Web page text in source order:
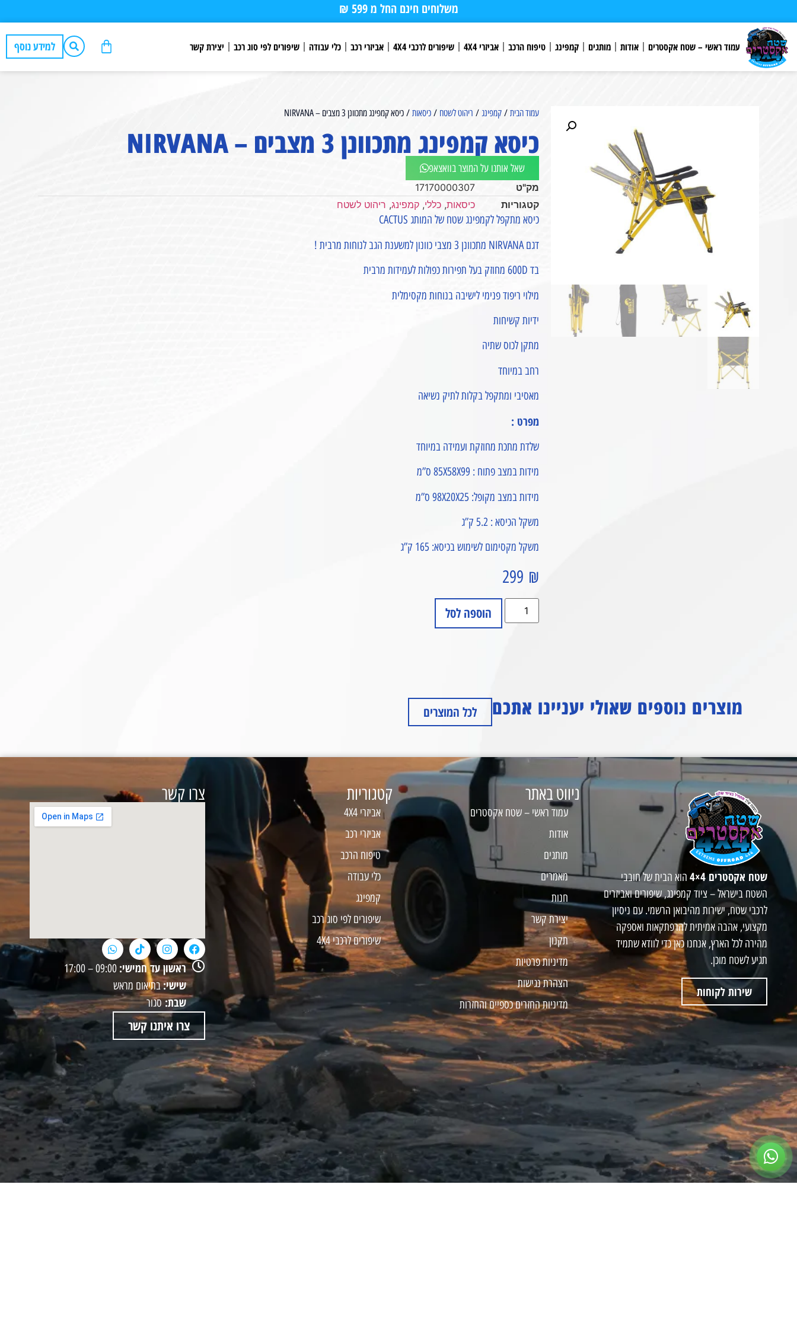
משלוחים חינם החל מ 599 ₪
עמוד ראשי – שטח אקסטרים אודות מותגים קמפינג טיפוח הרכב אביזרי 4X4 שיפורים לרכבי 4X4 אביזרי רכב כלי עבודה שיפורים לפי סוג רכב יצירת קשר למידע נוסף
עמוד הבית/ קמפינג/ ריהוט לשטח / כיסאות/ כיסא קמפינג מתכוונן 3 מצבים – NIRVANA
כיסא קמפינג מתכוונן 3 מצבים – NIRVANA
שאל אותנו על המוצר בוואצאפ
מק"ט
17170000307
קטגוריות
כיסאות, כללי, קמפינג, ריהוט לשטח
כיסא מתקפל לקמפינג שטח של המותג CACTUS
דגם NIRVANA מתכוונן 3 מצבי כוונון למשענת הגב לנוחות מרבית !
בד 600D מחוזק בעל תפירות כפולות לעמידות מרבית
מילוי ריפוד פנימי לישיבה בנוחות מקסימלית
ידיות קשיחות
מתקן לכוס שתיה
רחב במיוחד
מאסיבי ומתקפל בקלות לתיק נשיאה
מפרט :
שלדת מתכת מחוזקת ועמידה במיוחד
מידות במצב פתוח : 85X58X99 ס”מ
מידות במצב מקופל: 98X20X25 ס”מ
משקל הכיסא : 5.2 ק”ג
משקל מקסימום לשימוש בכיסא: 165 ק”ג
299 ₪
הוספה לסל
מוצרים נוספים שאולי יעניינו אתכם לכל המוצרים
שטח אקסטרים 4×4
הוא הבית של חובבי
השטח בישראל – ציוד קמפינג, שיפורים ואביזרים
לרכבי שטח, ישירות מהיבואן הרשמי. עם ניסיון
מקצועי, אהבה אמיתית להרפתקאות ואספקה
מהירה לכל הארץ, אנחנו כאן כדי לוודא שתמיד
תגיע לשטח מוכן.
שירות לקוחות
ניווט באתר
עמוד ראשי – שטח אקסטרים
אודות
מותגים
מאמרים
חנות
יצירת קשר
תקנון
מדיניות פרטיות
הצהרת נגישות
מדיניות החזרים כספיים והחזרות
קטגוריות
אביזרי 4X4
אביזרי רכב
טיפוח הרכב
כלי עבודה
קמפינג
שיפורים לפי סוג רכב
שיפורים לרכבי 4X4
צרו קשר
ראשון עד חמישי: 09:00 – 17:00
שישי:בתיאום מראש
שבת:סגור
צרו איתנו קשר